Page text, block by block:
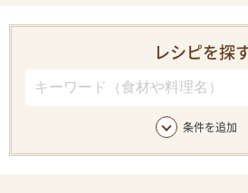
レシピを探
条件を追加